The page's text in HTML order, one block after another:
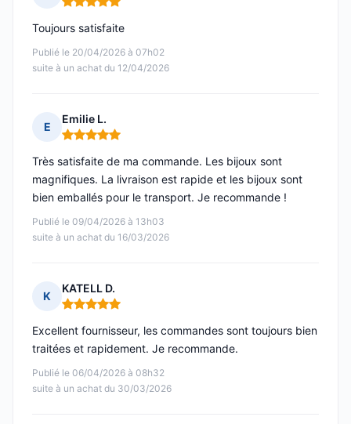
Note : 5 sur 5
Publié le 20/04/2026 à 07h02
suite à un achat du 12/04/2026
Toujours satisfaite
E
Emilie L.
Note : 5 sur 5
Publié le 09/04/2026 à 13h03
suite à un achat du 16/03/2026
Très satisfaite de ma commande. Les bijoux sont
magnifiques. La livraison est rapide et les bijoux sont
bien emballés pour le transport. Je recommande !
K
KATELL D.
Note : 5 sur 5
Publié le 06/04/2026 à 08h32
suite à un achat du 30/03/2026
Excellent fournisseur, les commandes sont toujours bien
traitées et rapidement. Je recommande.